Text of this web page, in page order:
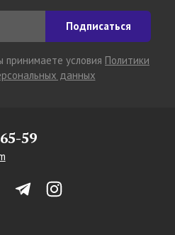
Подписаться
принимаете условия Политики
данных
59